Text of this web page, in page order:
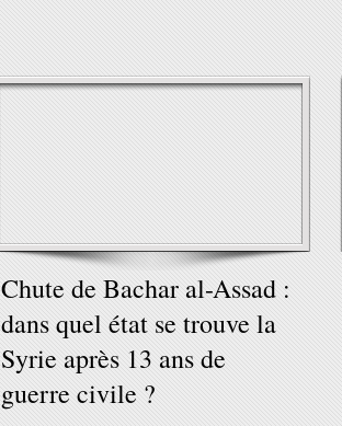
Chute de Bachar al-Assad :
dans quel état se trouve la
Syrie après 13 ans de
guerre civile ?